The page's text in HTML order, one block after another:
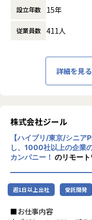
のコミュニケーション
●エンドユーザー様と直
【ポジションの魅力】
●北海道拠点でも顧客は
とした企業様のデータ
【募集背景】
ジールの成長拡大、そ
用になります。働く地域
りつつ、大手企業のデー
する立場
顧客の大
■Mission
ズに応え
ナルサー
掲げてお
力、深い
な分析力
供するこ
ることを
設立年数 15年
従業員数 411人
詳細を見る
株式会社ジール
【ハイブリ/東京/シニ
し、1000社以上の企業
カンパニー！ のリモー
週1日以上出社 受託開発
■お仕事内容